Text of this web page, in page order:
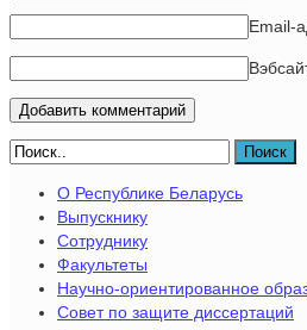
Email-
Поиск
О Республике Беларусь
Выпускнику
Сотруднику
Факультеты
Научно-ориентированное
Совет по защите диссертаций